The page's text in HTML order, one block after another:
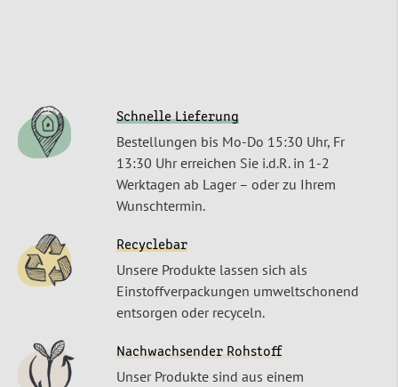
Schnelle Lieferung
Bestellungen bis Mo-Do 15:30 Uhr, Fr
13:30 Uhr erreichen Sie i.d.R. in 1-2
Werktagen ab Lager – oder zu Ihrem
Wunschtermin.
Recyclebar
Unsere Produkte lassen sich als
Einstoffverpackungen umweltschonend
entsorgen oder recyceln.
Nachwachsender Rohstoff
Unser Produkte sind aus einem